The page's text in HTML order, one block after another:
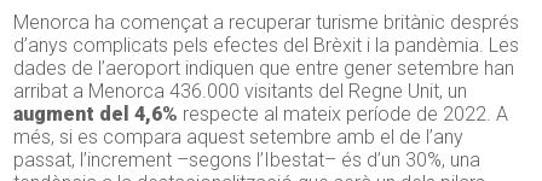
Menorca ha començat a recuperar turisme britànic després
d’anys complicats pels efectes del Brèxit i la pandèmia. Les
dades de l’aeroport indiquen que entre gener setembre han
arribat a Menorca 436.000 visitants del Regne Unit, un
augment del 4,6% respecte al mateix període de 2022. A
més, si es compara aquest setembre amb el de l’any
passat, l’increment –segons l’Ibestat– és d’un 30%, una